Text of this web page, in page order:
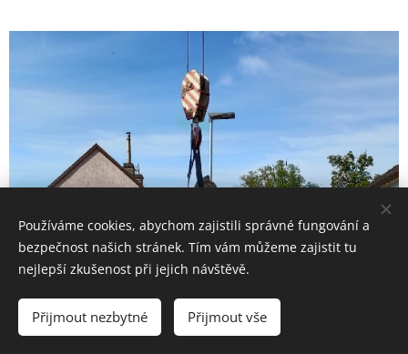
Používáme cookies, abychom zajistili správné fungování a
bezpečnost našich stránek. Tím vám můžeme zajistit tu
nejlepší zkušenost při jejich návštěvě.
Přijmout nezbytné Přijmout vše